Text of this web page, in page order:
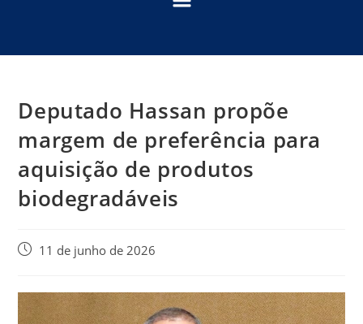
Deputado Hassan propõe
margem de preferência para
aquisição de produtos
biodegradáveis
11 de junho de 2026